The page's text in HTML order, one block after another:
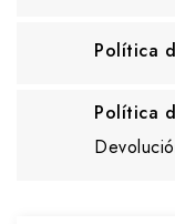
Política
Política